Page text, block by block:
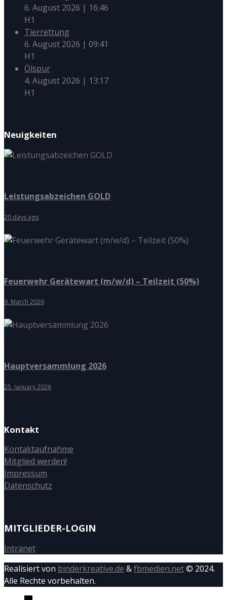
6. August 2026 | 16:46
H1
Tierrettung
6. August 2026 | 09:41
H1
Ölspur
4. August 2026 | 13:17
H1
Neuigkeiten
Leistungsabzeichen GOLD
20 days ago
Feuerwehr Gerätewart (m/w/d) – Teilzeit (50%)
9. March 2026
Hauptversammlung 2026
25. January 2026
Kontakt
Kontaktaufnahme
Mitglied werden!
Impressum
Datenschutz
MITGLIEDER-LOGIN
Intranet
Realisiert von binderkreative.de &fbmedien.net© 2024.
Alle Rechte vorbehalten.